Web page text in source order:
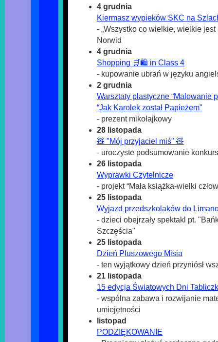
4 grudnia
Kiermasz wypieków SKC na
- „Wszystko co wielkie, wielkie jest
Norwid
4 grudnia
Shopping 🛒🛍 in Class 4
- kupowanie ubrań w języku
2 grudnia
Warsztaty plastyczne “Malowanie
“Jak Karolek został Papieżem"
- prezent mikołajkowy
28 listopada
🧸 "Mój przyjaciel miś" 🧸
- uroczyste podsumowanie
26 listopada
Wyprawki Czytelnicze
- projekt “Mała książka-wielki
25 listopada
Wyjazd przedszkolaków do
- dzieci obejrzały spektakl pt.
Szczęścia"
25 listopada
Dzień Pluszowego Misia
- ten wyjątkowy dzień przyniósł
21 listopada
15 edycja Światowych Dni
- wspólna zabawa i rozwijanie
umiejętności
listopad
PODZIĘKOWANIE